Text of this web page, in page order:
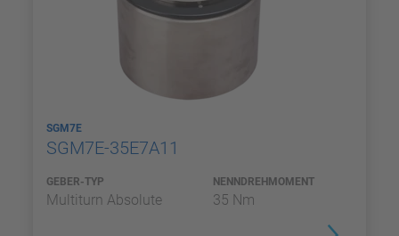
SGM7E
SGM7E-35E7A11
GEBER-TYP
Multiturn Absolute
NENNDREHMOMENT
35 Nm